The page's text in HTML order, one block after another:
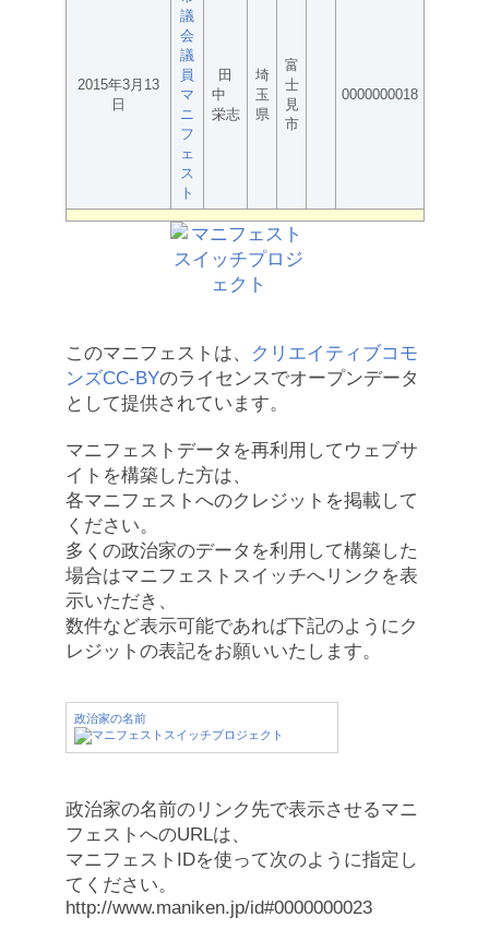
2015年3月13
日
議
会
議
員
マ
ニ
フ
ェ
ス
ト
田
中
栄志
埼
玉
県
富
士
見
市
0000000018
このマニフェストは、
クリエイティブコモ
ンズCC-BYのライセンスでオープンデータ
として提供されています。
マニフェストデータを再利用してウェブサ
イトを構築した方は、
各マニフェストへのクレジットを掲載して
ください。
多くの政治家のデータを利用して構築した
場合はマニフェストスイッチへリンクを表
示いただき、
数件など表示可能であれば下記のようにク
レジットの表記をお願いいたします。
政治家の名前
政治家の名前のリンク先で表示させるマニ
フェストへのURLは、
マニフェストIDを使って次のように指定し
てください。
http://www.maniken.jp/id#0000000023